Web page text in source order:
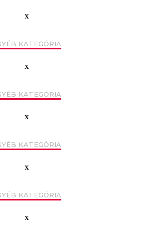
x
KATEGÓRIA
x
KATEGÓRIA
x
KATEGÓRIA
x
KATEGÓRIA
x